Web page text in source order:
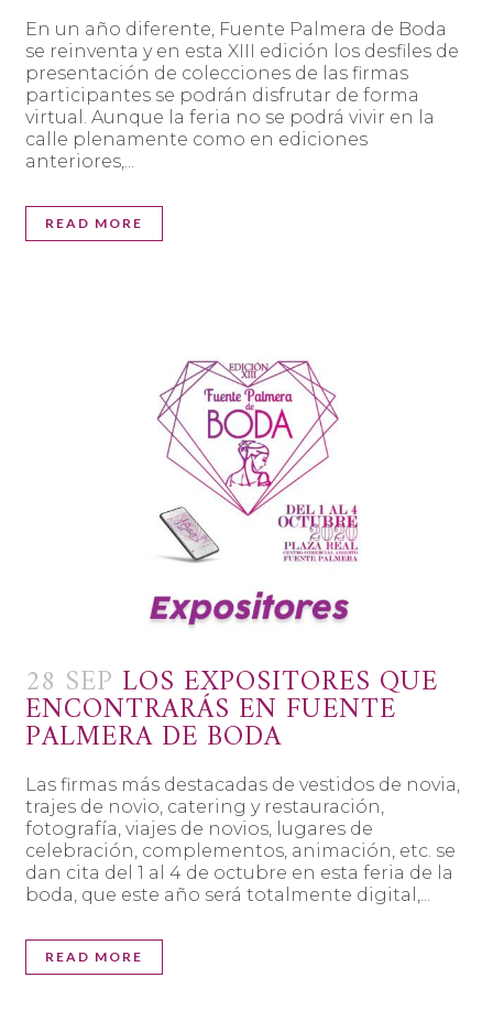
En un año diferente, Fuente Palmera de Boda
se reinventa y en esta XIII edición los desfiles de
presentación de colecciones de las firmas
participantes se podrán disfrutar de forma
virtual. Aunque la feria no se podrá vivir en la
calle plenamente como en ediciones
anteriores,...
READ MORE
28 SEP LOS EXPOSITORES QUE
ENCONTRARÁS EN FUENTE
PALMERA DE BODA
Las firmas más destacadas de vestidos de novia,
trajes de novio, catering y restauración,
fotografía, viajes de novios, lugares de
celebración, complementos, animación, etc. se
dan cita del 1 al 4 de octubre en esta feria de la
boda, que este año será totalmente digital,...
READ MORE